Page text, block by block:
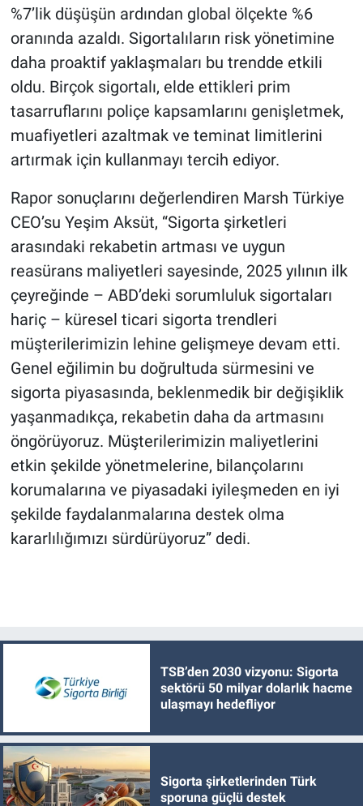
%7’lik düşüşün ardından global ölçekte %6
oranında azaldı. Sigortalıların risk yönetimine
daha proaktif yaklaşmaları bu trendde etkili
oldu. Birçok sigortalı, elde ettikleri prim
tasarruflarını poliçe kapsamlarını genişletmek,
muafiyetleri azaltmak ve teminat limitlerini
artırmak için kullanmayı tercih ediyor.
Rapor sonuçlarını değerlendiren Marsh Türkiye
CEO’su Yeşim Aksüt, “Sigorta şirketleri
arasındaki rekabetin artması ve uygun
reasürans maliyetleri sayesinde, 2025 yılının ilk
çeyreğinde – ABD’deki sorumluluk sigortaları
hariç – küresel ticari sigorta trendleri
müşterilerimizin lehine gelişmeye devam etti.
Genel eğilimin bu doğrultuda sürmesini ve
sigorta piyasasında, beklenmedik bir değişiklik
yaşanmadıkça, rekabetin daha da artmasını
öngörüyoruz. Müşterilerimizin maliyetlerini
etkin şekilde yönetmelerine, bilançolarını
korumalarına ve piyasadaki iyileşmeden en iyi
şekilde faydalanmalarına destek olma
kararlılığımızı sürdürüyoruz” dedi.
TSB’den 2030 vizyonu: Sigorta
sektörü 50 milyar dolarlık hacme
ulaşmayı hedefliyor
Sigorta şirketlerinden Türk
sporuna güçlü destek